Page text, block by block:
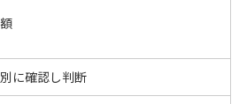
に確認し判断